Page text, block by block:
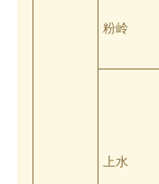
粉岭
上水